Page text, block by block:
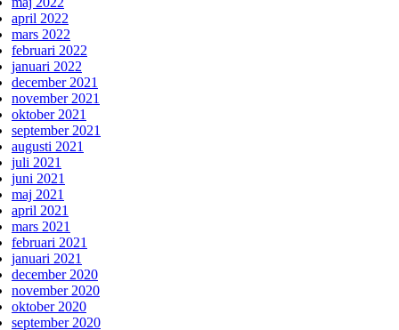
april 2022
mars 2022
februari 2022
januari 2022
december 2021
november 2021
oktober 2021
september 2021
augusti 2021
juli 2021
juni 2021
maj 2021
april 2021
mars 2021
februari 2021
januari 2021
december 2020
november 2020
oktober 2020
september 2020